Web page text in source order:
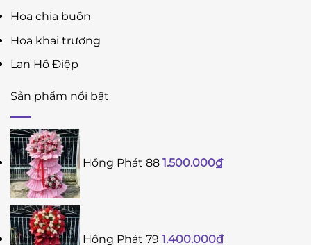
Hoa chia buồn
Hoa khai trương
Lan Hồ Điệp
Sản phẩm nổi bật
Hồng Phát 88 1.500.000₫
Hồng Phát 79 1.400.000₫